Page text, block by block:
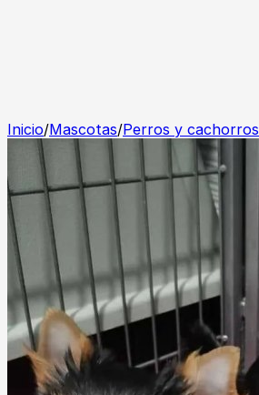
Inicio/Mascotas/Perros y cachorros